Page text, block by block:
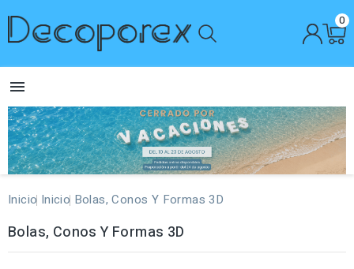
0

Inicio Inicio Bolas, Conos Y Formas 3D
Bolas, Conos Y Formas 3D